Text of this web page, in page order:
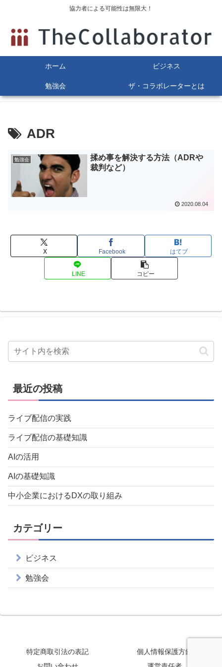
協力者による可能性は無限大！
ホーム ビジネス
勉強会 ザ・コラボレーターとは
ADR
勉強会
揉め事を解決する方法（ADRや
裁判など）
2020.08.04
X Facebook はてブ
LINE コピー
最近の投稿
ライブ配信の実践
ライブ配信の基礎知識
AIの活用
AIの基礎知識
中小企業におけるDXの取り組み
カテゴリー
ビジネス
勉強会
特定商取引法の表記
個人情報保護方針